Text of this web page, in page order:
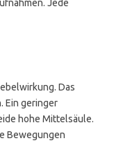
Jede
Das
Ein geringer
hohe Mittelsäule.
Bewegungen